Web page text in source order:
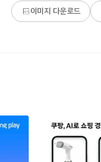
이미지 다운로드